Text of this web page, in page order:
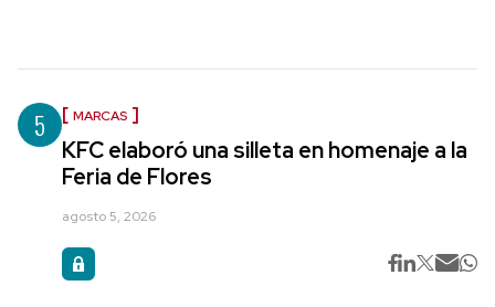
5 MARCAS
KFC elaboró una silleta en homenaje a la
Feria de Flores
agosto 5, 2026